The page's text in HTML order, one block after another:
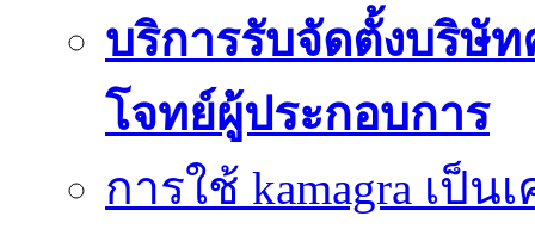
บริการรับจัดตั้งบริษั
โจทย์ผู้ประกอบการ
การใช้ kamagra เป็